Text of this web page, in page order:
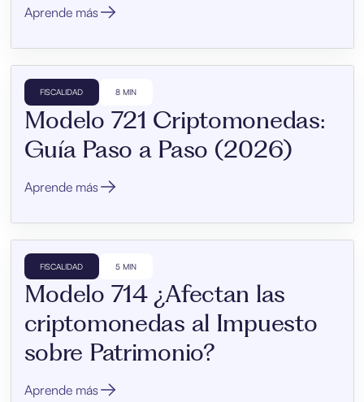
Aprende más
FISCALIDAD 8 MIN
Modelo 721 Criptomonedas:
Guía Paso a Paso (2026)
Aprende más
FISCALIDAD 5 MIN
Modelo 714 ¿Afectan las
criptomonedas al Impuesto
sobre Patrimonio?
Aprende más